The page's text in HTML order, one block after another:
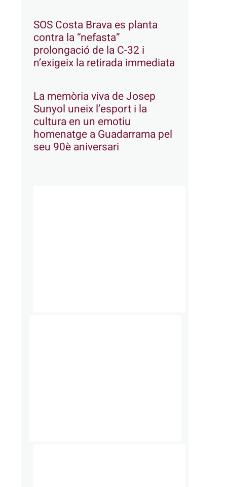
SOS Costa Brava es planta
contra la “nefasta”
prolongació de la C-32 i
n’exigeix la retirada immediata
La memòria viva de Josep
Sunyol uneix l’esport i la
cultura en un emotiu
homenatge a Guadarrama pel
seu 90è aniversari